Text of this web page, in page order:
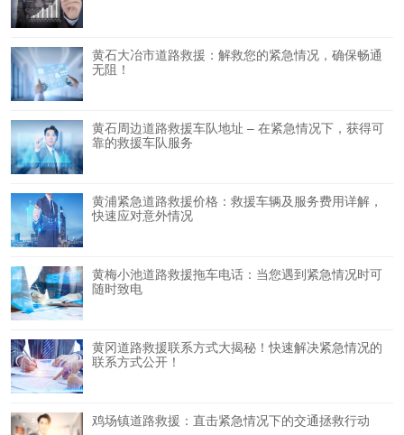
黄石大冶市道路救援：解救您的紧急情况，确保畅通
无阻！
黄石周边道路救援车队地址 – 在紧急情况下，获得可
靠的救援车队服务
黄浦紧急道路救援价格：救援车辆及服务费用详解，
快速应对意外情况
黄梅小池道路救援拖车电话：当您遇到紧急情况时可
随时致电
黄冈道路救援联系方式大揭秘！快速解决紧急情况的
联系方式公开！
鸡场镇道路救援：直击紧急情况下的交通拯救行动